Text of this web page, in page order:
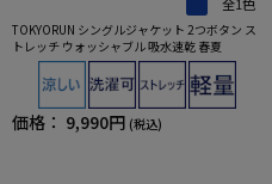
TOKYORUN シングルジャケット 2つボタン ス
トレッチ ウォッシャブル 吸水速乾 春夏
価格： 9,990円 (税込)